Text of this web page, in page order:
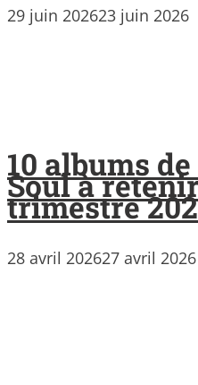
29 juin 202623 juin 2026
10 albums
Soul à
trimestre
28 avril 202627 avril 2026